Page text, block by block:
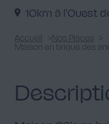
10km à l'Ouest
Accueil
Nos Places
Maison en brique des